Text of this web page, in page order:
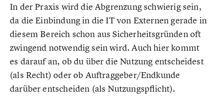
In der Praxis wird die Abgrenzung schwierig sein,
da die Einbindung in die IT von Externen gerade in
diesem Bereich schon aus Sicherheitsgründen oft
zwingend notwendig sein wird. Auch hier kommt
es darauf an, ob du über die Nutzung entscheidest
(als Recht) oder ob Auftraggeber/Endkunde
darüber entscheiden (als Nutzungspflicht).